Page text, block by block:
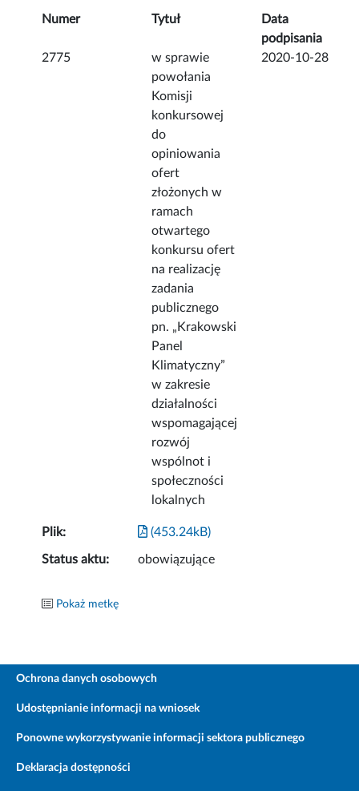
Numer Tytuł
Data
podpisania
2775
w sprawie
powołania
Komisji
konkursowej
do
opiniowania
ofert
złożonych w
ramach
otwartego
konkursu ofert
na realizację
zadania
publicznego
pn. „Krakowski
Panel
Klimatyczny”
w zakresie
działalności
wspomagającej
rozwój
wspólnot i
społeczności
lokalnych
2020-10-28
Plik: (453.24kB)
Status aktu: obowiązujące
Pokaż metkę
Ochrona danych osobowych
Udostępnianie informacji na wniosek
Ponowne wykorzystywanie informacji sektora publicznego
Deklaracja dostępności